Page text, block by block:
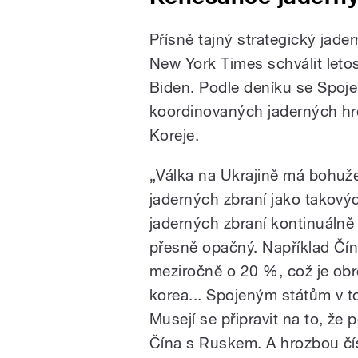
Přísně tajný strategický
New York Times schválit
Biden. Podle deníku se
koordinovaných jaderných
Koreje.
„Válka na Ukrajině má
jaderných zbraní jako
jaderných zbraní
přesně opačný. Například
meziročně o 20 %, což je
korea... Spojeným státům v
Musejí se připravit na to, že
Čína s Ruskem. A hrozbou